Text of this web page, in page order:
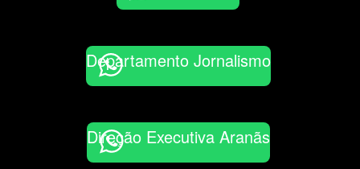
Departamento Jornalismo
Direção Executiva Aranãs